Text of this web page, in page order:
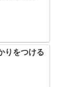
りをつける